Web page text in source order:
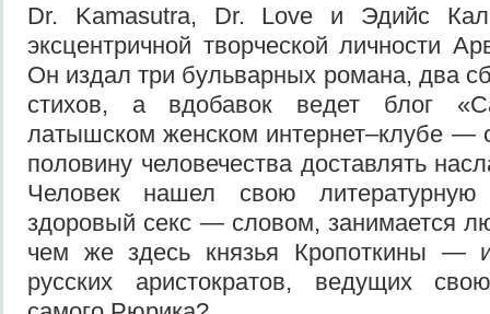
Dr. Kamasutra, Dr. Love и Эдийс
эксцентричной творческой личности
Он издал три бульварных романа, два
стихов, а вдобавок ведет блог
латышском женском интернет–клубе —
половину человечества доставлять
Человек нашел свою литературную
здоровый секс — словом, занимается
чем же здесь князья Кропоткины —
русских аристократов, ведущих